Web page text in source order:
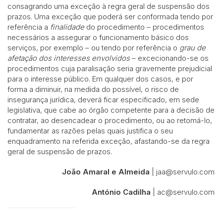
consagrando uma exceção à regra geral de suspensão dos
prazos. Uma exceção que poderá ser conformada tendo por
referência a finalidadedo procedimento – procedimentos
necessários a assegurar o funcionamento básico dos
serviços, por exemplo – ou tendo por referência o grau de
afetação dos interesses envolvidos– excecionando-se os
procedimentos cuja paralisação seria gravemente prejudicial
para o interesse público. Em qualquer dos casos, e por
forma a diminuir, na medida do possível, o risco de
insegurança jurídica, deverá ficar especificado, em sede
legislativa, que cabe ao órgão competente para a decisão de
contratar, ao desencadear o procedimento, ou ao retomá-lo,
fundamentar as razões pelas quais justifica o seu
enquadramento na referida exceção, afastando-se da regra
geral de suspensão de prazos.
João Amaral e Almeida | jaa@servulo.com
António Cadilha | ac@servulo.com